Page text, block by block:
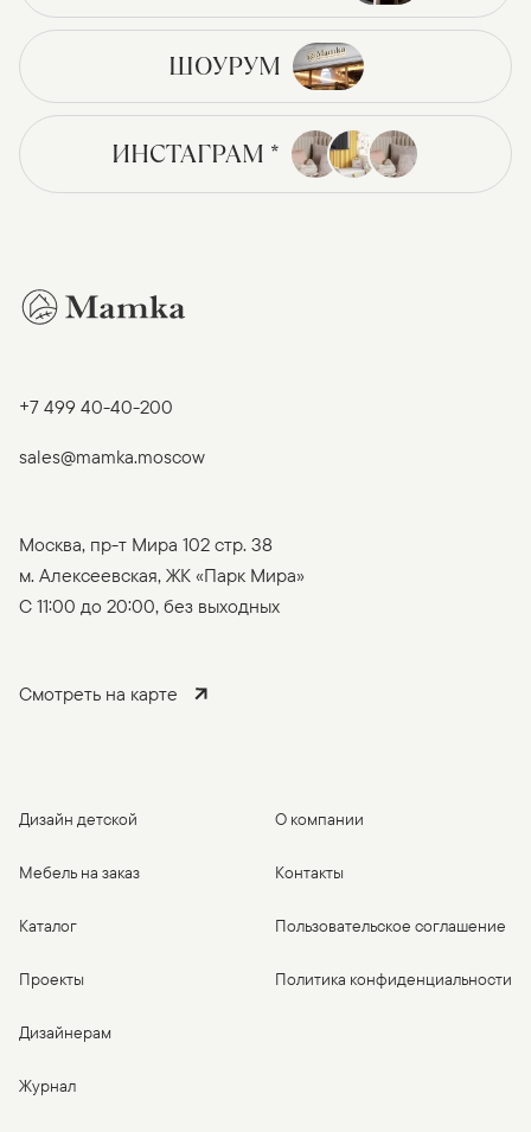
ШОУРУМ
ИНСТАГРАМ *
+7 499 40-40-200
sales@mamka.moscow
Москва, пр-т Мира 102 стр. 38
м. Алексеевская, ЖК «Парк Мира»
C 11:00 до 20:00, без выходных
Смотреть на карте
Дизайн детской
Мебель на заказ
Каталог
Проекты
Дизайнерам
Журнал
О компании
Контакты
Пользовательское соглашение
Политика конфиденциальности